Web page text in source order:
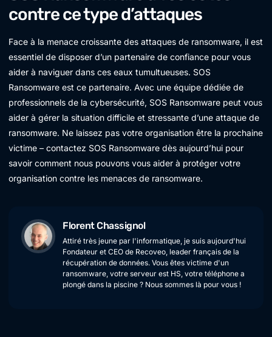
contre ce type d’attaques
Face à la menace croissante des attaques de ransomware, il est
essentiel de disposer d’un partenaire de confiance pour vous
aider à naviguer dans ces eaux tumultueuses. SOS
Ransomware est ce partenaire. Avec une équipe dédiée de
professionnels de la cybersécurité, SOS Ransomware peut vous
aider à gérer la situation difficile et stressante d’une attaque de
ransomware. Ne laissez pas votre organisation être la prochaine
victime – contactez SOS Ransomware dès aujourd’hui pour
savoir comment nous pouvons vous aider à protéger votre
organisation contre les menaces de ransomware.
Florent Chassignol
Attiré très jeune par l'informatique, je suis aujourd'hui
Fondateur et CEO de Recoveo, leader français de la
récupération de données. Vous êtes victime d'un
ransomware, votre serveur est HS, votre téléphone a
plongé dans la piscine ? Nous sommes là pour vous !